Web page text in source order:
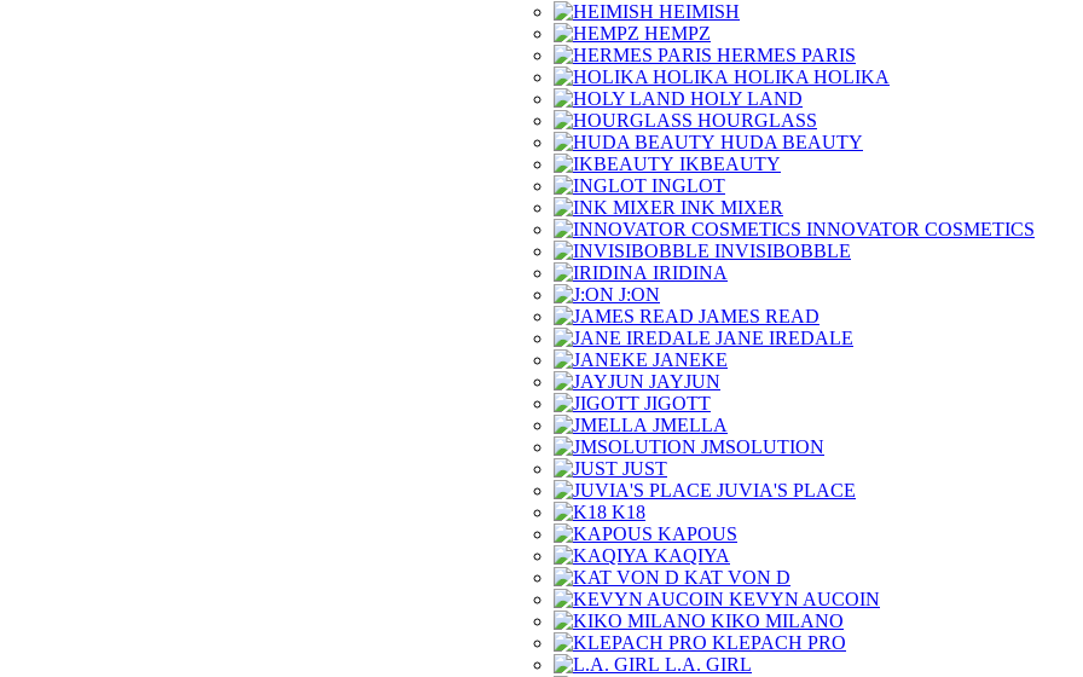
HEIMISH
HEMPZ
HERMES PARIS
HOLIKA HOLIKA
HOLY LAND
HOURGLASS
HUDA BEAUTY
IKBEAUTY
INGLOT
INK MIXER
INNOVATOR COSMETICS
INVISIBOBBLE
IRIDINA
J:ON
JAMES READ
JANE IREDALE
JANEKE
JAYJUN
JIGOTT
JMELLA
JMSOLUTION
JUST
JUVIA'S PLACE
K18
KAPOUS
KAQIYA
KAT VON D
KEVYN AUCOIN
KIKO MILANO
KLEPACH PRO
L.A. GIRL